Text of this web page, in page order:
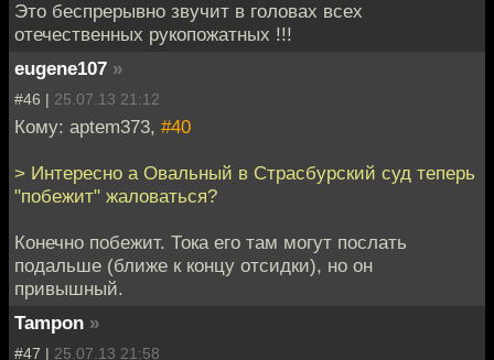
Это беспрерывно звучит в головах всех
отечественных рукопожатных !!!
eugene107 »
#46 | 25.07.13 21:12
Кому: aptem373, #40
> Интересно а Овальный в Страсбурский суд теперь
"побежит" жаловаться?
Конечно побежит. Тока его там могут послать
подальше (ближе к концу отсидки), но он
привышный.
Tampon »
#47 | 25.07.13 21:58